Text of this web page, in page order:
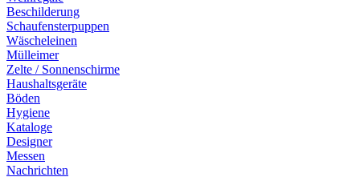
Beschilderung
Schaufensterpuppen
Wäscheleinen
Mülleimer
Zelte / Sonnenschirme
Haushaltsgeräte
Böden
Hygiene
Kataloge
Designer
Messen
Nachrichten